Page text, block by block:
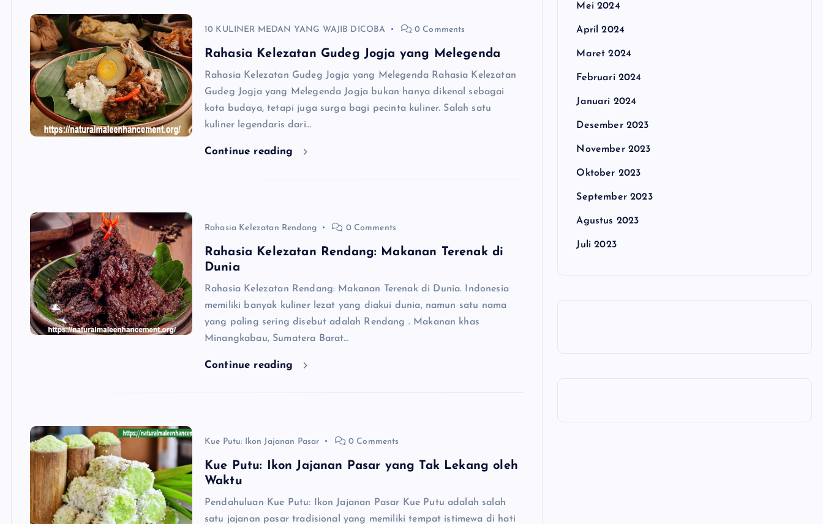
10 KULINER MEDAN YANG WAJIB DICOBA 0 Comments
Rahasia Kelezatan Gudeg Jogja yang Melegenda
Rahasia Kelezatan Gudeg Jogja yang Melegenda Rahasia Kelezatan
Gudeg Jogja yang Melegenda Jogja bukan hanya dikenal sebagai
kota budaya, tetapi juga surga bagi pecinta kuliner. Salah satu
kuliner legendaris dari…
Continue reading
Rahasia Kelezatan Rendang 0 Comments
Rahasia Kelezatan Rendang: Makanan Terenak di
Dunia
Rahasia Kelezatan Rendang: Makanan Terenak di Dunia. Indonesia
memiliki banyak kuliner lezat yang diakui dunia, namun satu nama
yang paling sering disebut adalah Rendang . Makanan khas
Minangkabau, Sumatera Barat…
Continue reading
Kue Putu: Ikon Jajanan Pasar 0 Comments
Kue Putu: Ikon Jajanan Pasar yang Tak Lekang oleh
Waktu
Pendahuluan Kue Putu: Ikon Jajanan Pasar Kue Putu adalah salah
satu jajanan pasar tradisional yang memiliki tempat istimewa di hati
Mei 2024
April 2024
Maret 2024
Februari 2024
Januari 2024
Desember 2023
November 2023
Oktober 2023
September 2023
Agustus 2023
Juli 2023